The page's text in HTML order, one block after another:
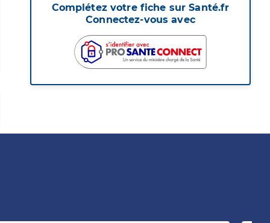
Complétez votre fiche sur Santé.fr
Connectez-vous avec